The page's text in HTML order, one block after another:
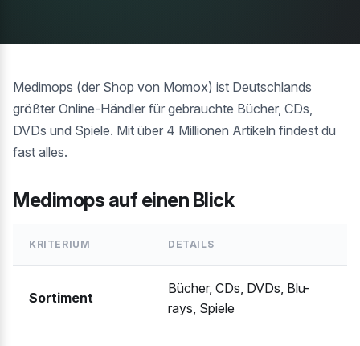
Medimops (der Shop von Momox) ist Deutschlands
größter Online-Händler für gebrauchte Bücher, CDs,
DVDs und Spiele. Mit über 4 Millionen Artikeln findest du
fast alles.
Medimops auf einen Blick
KRITERIUM DETAILS
Sortiment
Bücher, CDs, DVDs, Blu-
rays, Spiele